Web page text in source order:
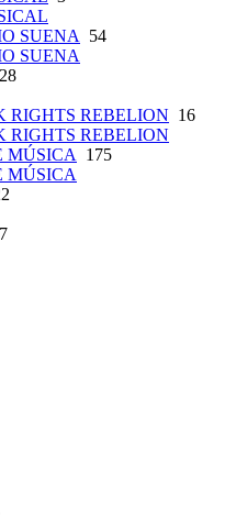
SUENA
54
SUENA
28
RIGHTS REBELION 16
RIGHTS REBELION
MÚSICA
175
MÚSICA